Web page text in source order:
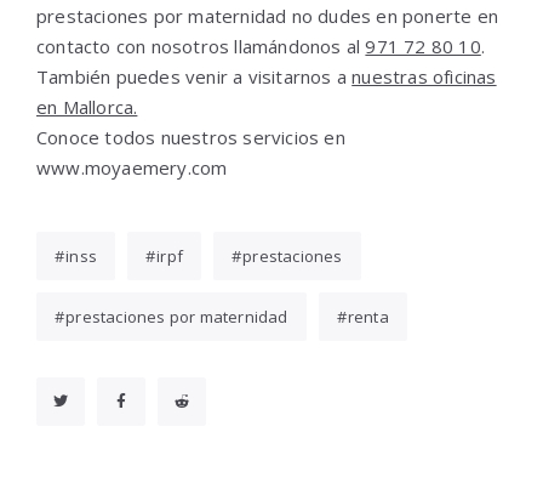
prestaciones por maternidad no dudes en ponerte en
contacto con nosotros llamándonos al971 72 80 10.
También puedes venir a visitarnos anuestras oficinas
en Mallorca.
Conoce todos nuestros servicios en
www.moyaemery.com
inss irpf prestaciones
prestaciones por maternidad renta